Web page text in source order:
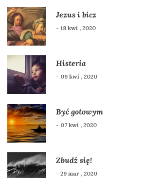
Jezus i bicz
- 18 kwi , 2020
Histeria
- 09 kwi , 2020
Być gotowym
- 07 kwi , 2020
Zbudź się!
- 29 mar , 2020